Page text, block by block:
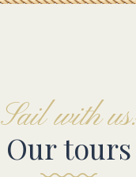
Sail with
Our tours